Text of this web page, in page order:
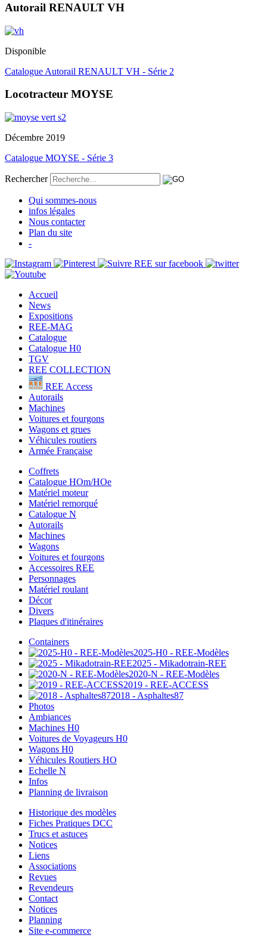
Autorail RENAULT VH
Disponible
Catalogue Autorail RENAULT VH - Série 2
Locotracteur MOYSE
Décembre 2019
Catalogue MOYSE - Série 3
Rechercher
Qui sommes-nous
infos légales
Nous contacter
Plan du site
-
Accueil
News
Expositions
REE-MAG
Catalogue
Catalogue H0
TGV
REE COLLECTION
REE Access
Autorails
Machines
Voitures et fourgons
Wagons et grues
Véhicules routiers
Armée Française
Coffrets
Catalogue HOm/HOe
Matériel moteur
Matériel remorqué
Catalogue N
Autorails
Machines
Wagons
Voitures et fourgons
Accessoires REE
Personnages
Matériel roulant
Décor
Divers
Plaques d'itinéraires
Containers
2025-H0 - REE-Modèles
2025 - Mikadotrain-REE
2020-N - REE-Modèles
2019 - REE-ACCESS
2018 - Asphaltes87
Photos
Ambiances
Machines H0
Voitures de Voyageurs H0
Wagons H0
Véhicules Routiers HO
Echelle N
Infos
Planning de livraison
Historique des modèles
Fiches Pratiques DCC
Trucs et astuces
Notices
Liens
Associations
Revues
Revendeurs
Contact
Notices
Planning
Site e-commerce